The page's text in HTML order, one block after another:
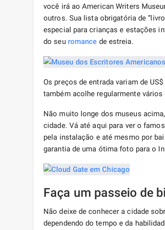
você irá ao American Writers
outros. Sua lista obrigatória de
especial para crianças e estações
do seu romance de estreia.
Os preços de entrada variam de
também acolhe regularmente
Não muito longe dos museus
cidade. Vá até aqui para ver o
pela instalação e até mesmo por
garantia de uma ótima foto para o
Faça um passeio de
Não deixe de conhecer a cidade
dependendo do tempo e da